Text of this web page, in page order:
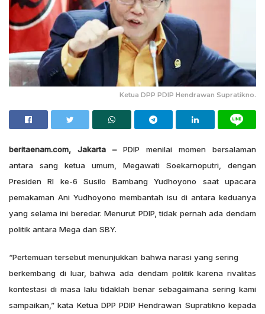
Ketua DPP PDIP Hendrawan Supratikno.
beritaenam.com, Jakarta –PDIP menilai momen bersalaman
antara sang ketua umum, Megawati Soekarnoputri, dengan
Presiden RI ke-6 Susilo Bambang Yudhoyono saat upacara
pemakaman Ani Yudhoyono membantah isu di antara keduanya
yang selama ini beredar. Menurut PDIP, tidak pernah ada dendam
politik antara Mega dan SBY.
“Pertemuan tersebut menunjukkan bahwa narasi yang sering
berkembang di luar, bahwa ada dendam politik karena rivalitas
kontestasi di masa lalu tidaklah benar sebagaimana sering kami
sampaikan,” kata Ketua DPP PDIP Hendrawan Supratikno kepada